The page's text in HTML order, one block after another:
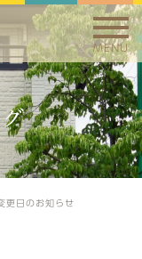
MENU
更日のお知らせ